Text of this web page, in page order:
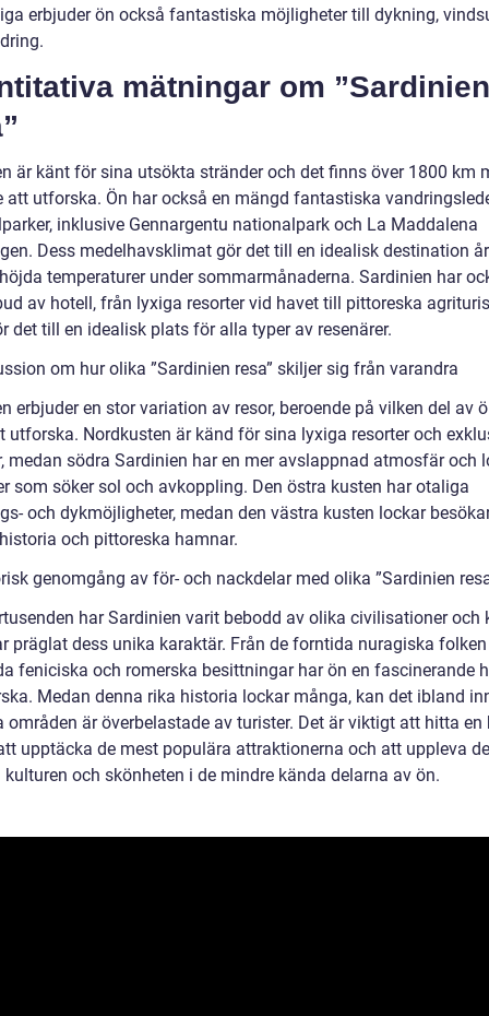
erbjuder ön också fantastiska möjligheter till dykning,
mätningar om ”Sardinien
är känt för sina utsökta stränder och det finns över 1800 km
att utforska. Ön har också en mängd fantastiska
inklusive Gennargentu nationalpark och La Maddalena
Dess medelhavsklimat gör det till en idealisk destination
temperaturer under sommarmånaderna. Sardinien har
av hotell, från lyxiga resorter vid havet till pittoreska
det till en idealisk plats för alla typer av resenärer.
om hur olika ”Sardinien resa” skiljer sig från varandra
erbjuder en stor variation av resor, beroende på vilken del av
utforska. Nordkusten är känd för sina lyxiga resorter och
medan södra Sardinien har en mer avslappnad atmosfär och
som söker sol och avkoppling. Den östra kusten har otaliga
och dykmöjligheter, medan den västra kusten lockar
och pittoreska hamnar.
genomgång av för- och nackdelar med olika ”Sardinien
har Sardinien varit bebodd av olika civilisationer och
präglat dess unika karaktär. Från de forntida nuragiska
feniciska och romerska besittningar har ön en fascinerande
Medan denna rika historia lockar många, kan det ibland
områden är överbelastade av turister. Det är viktigt att hitta en
upptäcka de mest populära attraktionerna och att uppleva
kulturen och skönheten i de mindre kända delarna av ön.